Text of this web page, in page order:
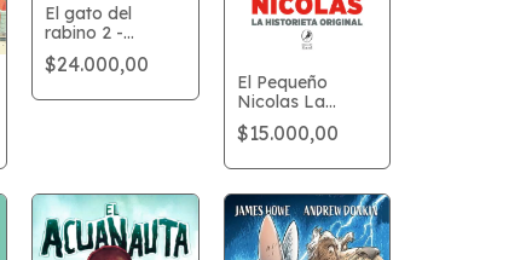
El gato del
rabino 2 -
Integral vol. 2
$24.000,00
El Pequeño
Nicolas La
Historieta
Original
$15.000,00